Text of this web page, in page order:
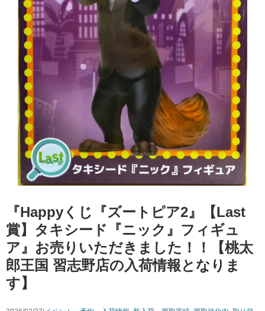
『Happyくじ『ズートピア2』【Last
賞】タキシード『ニック』フィギュ
ア』お売りいただきました！！【桃太
郎王国 習志野店の入荷情報となりま
す】